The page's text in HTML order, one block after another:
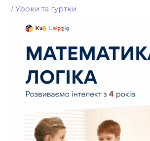
/Уроки та гуртки